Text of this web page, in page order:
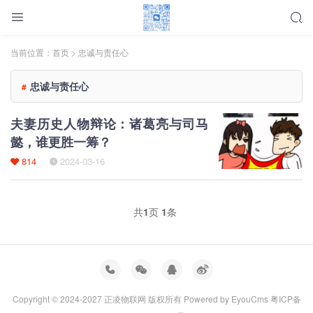
当前位置： 首页 > 忠诚与责任心
# 忠诚与责任心
夫妻历史人物辩论：诸葛亮与司马
懿，谁更胜一筹？
814 2024-03-16
共1页 1条
Copyright © 2024-2027 正凌物联网 版权所有Powered by EyouCms粤ICP备